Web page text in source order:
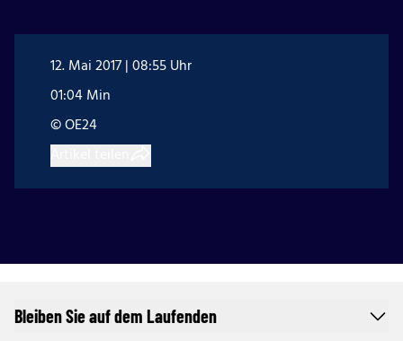
12. Mai 2017 | 08:55 Uhr
01:04 Min
© OE24
Bleiben Sie auf dem Laufenden